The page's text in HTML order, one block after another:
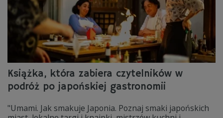
Książka, która zabiera czytelników w
podróż po japońskiej gastronomii
"Umami. Jak smakuje Japonia. Poznaj smaki japońskich